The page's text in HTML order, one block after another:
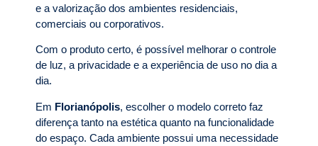
e a valorização dos ambientes residenciais,
comerciais ou corporativos.
Com o produto certo, é possível melhorar o controle
de luz, a privacidade e a experiência de uso no dia a
dia.
Em Florianópolis, escolher o modelo correto faz
diferença tanto na estética quanto na funcionalidade
do espaço. Cada ambiente possui uma necessidade